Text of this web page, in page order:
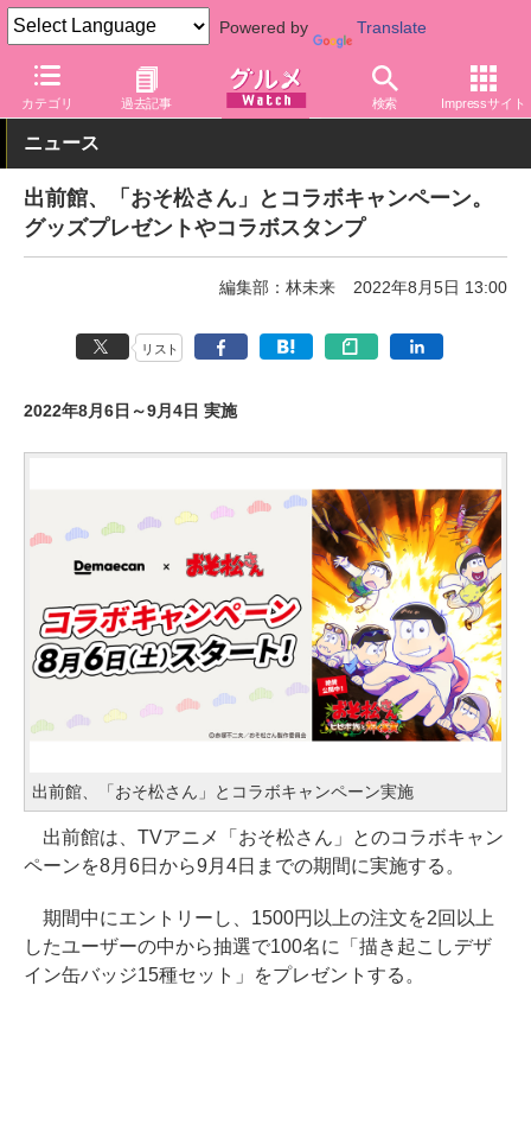
Powered by Translate
カテゴリ 過去記事 検索 Impressサイト
グルメ Watch サービス デリバリー
ニュース
出前館、「おそ松さん」とコラボキャンペーン。
グッズプレゼントやコラボスタンプ
編集部：林未来 2022年8月5日 13:00
リスト
2022年8月6日～9月4日 実施
出前館、「おそ松さん」とコラボキャンペーン実施
出前館は、TVアニメ「おそ松さん」とのコラボキャン
ペーンを8月6日から9月4日までの期間に実施する。
期間中にエントリーし、1500円以上の注文を2回以上
したユーザーの中から抽選で100名に「描き起こしデザ
イン缶バッジ15種セット」をプレゼントする。